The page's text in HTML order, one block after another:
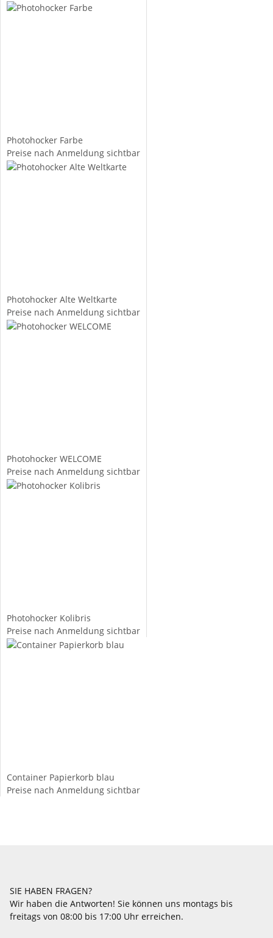
Photohocker Farbe
Preise nach Anmeldung sichtbar
Photohocker Alte Weltkarte
Preise nach Anmeldung sichtbar
Photohocker WELCOME
Preise nach Anmeldung sichtbar
Photohocker Kolibris
Preise nach Anmeldung sichtbar
Container Papierkorb blau
Preise nach Anmeldung sichtbar
SIE HABEN FRAGEN?
Wir haben die Antworten! Sie können uns montags bis
freitags von 08:00 bis 17:00 Uhr erreichen.